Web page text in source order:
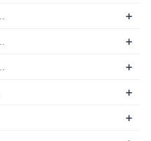
+
+
+
+
+